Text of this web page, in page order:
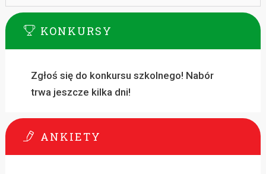
KONKURSY
Zgłoś się do konkursu szkolnego! Nabór
trwa jeszcze kilka dni!
ANKIETY